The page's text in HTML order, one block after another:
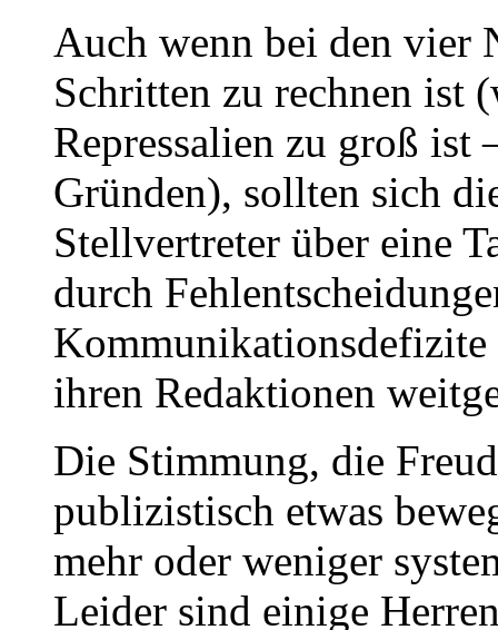
Auch wenn bei den vier
Schritten zu rechnen ist
Repressalien zu groß ist
Gründen), sollten sich
Stellvertreter über eine
durch
ihren Redaktionen
Die Stimmung, die
publizistisch etwas
mehr oder weniger
Leider sind einige